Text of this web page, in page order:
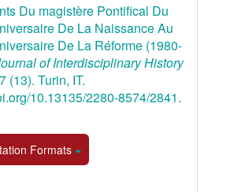
Du magistère Pontifical Du
De La Naissance Au
De La Réforme (1980-
of Interdisciplinary History
7 (13). Turin, IT.
10.13135/2280-8574/2841.
Formats